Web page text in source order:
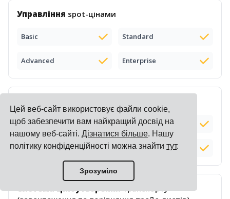
Цей веб-сайт використовує файли cookie,
щоб забезпечити вам найкращий досвід на
нашому веб-сайті.Дізнатися більше. Нашу
політику конфіденційності можна знайтитут.
Зрозуміло
Управління spot-цінами
Basic Standard
Advanced Enterprise
Basic Standard
Advanced Enterprise
Система ціноутвореннятранспорту